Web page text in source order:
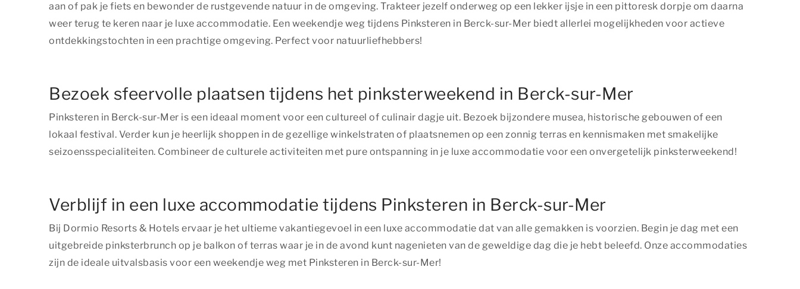
aan of pak je fiets en bewonder de rustgevende natuur in de omgeving. Trakteer jezelf onderweg op een lekker ijsje in een pittoresk dorpje om daarna
weer terug te keren naar je luxe accommodatie. Een weekendje weg tijdens Pinksteren in Berck-sur-Mer biedt allerlei mogelijkheden voor actieve
ontdekkingstochten in een prachtige omgeving. Perfect voor natuurliefhebbers!
Bezoek sfeervolle plaatsen tijdens het pinksterweekend in Berck-sur-Mer
Pinksteren in Berck-sur-Mer is een ideaal moment voor een cultureel of culinair dagje uit. Bezoek bijzondere musea, historische gebouwen of een
lokaal festival. Verder kun je heerlijk shoppen in de gezellige winkelstraten of plaatsnemen op een zonnig terras en kennismaken met smakelijke
seizoensspecialiteiten. Combineer de culturele activiteiten met pure ontspanning in je luxe accommodatie voor een onvergetelijk pinksterweekend!
Verblijf in een luxe accommodatie tijdens Pinksteren in Berck-sur-Mer
Bij Dormio Resorts & Hotels ervaar je het ultieme vakantiegevoel in een luxe accommodatie dat van alle gemakken is voorzien. Begin je dag met een
uitgebreide pinksterbrunch op je balkon of terras waar je in de avond kunt nagenieten van de geweldige dag die je hebt beleefd. Onze accommodaties
zijn de ideale uitvalsbasis voor een weekendje weg met Pinksteren in Berck-sur-Mer!